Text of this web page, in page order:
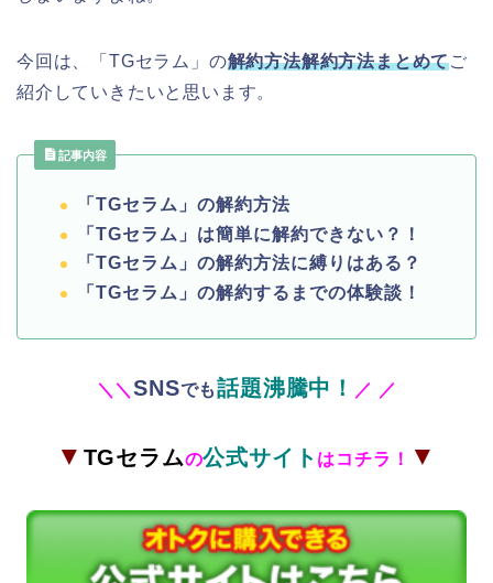
今回は、 「TGセラム」 の解約方法解約方法まとめてご
紹介していきたいと思います。
記事内容
「TGセラム」の解約方法
「TGセラム」は簡単に解約できない？！
「TGセラム」の解約方法に縛りはある？
「TGセラム」の解約するまでの体験談！
＼ ＼SNSでも話題沸騰中！ ／ ／
▼ TGセラムの公式サイト はコチラ！ ▼